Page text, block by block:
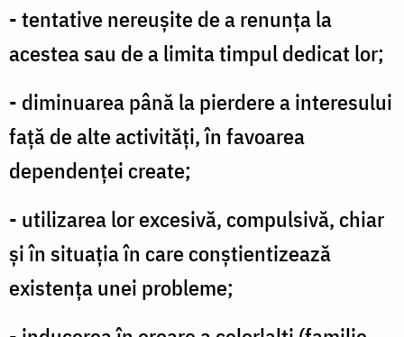
- tentative nereuşite de a renunţa la
acestea sau de a limita timpul dedicat lor;
- diminuarea până la pierdere a interesului
faţă de alte activităţi, în favoarea
dependenței create;
- utilizarea lor excesivă, compulsivă, chiar
și în situația în care conştientizează
existenţa unei probleme;